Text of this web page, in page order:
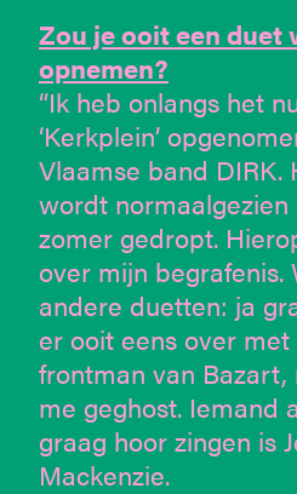
Zou je ooit een duet
opnemen?
“Ik heb onlangs het
‘Kerkplein’
Vlaamse band DIRK.
wordt normaalgezien
zomer gedropt.
over mijn begrafenis.
andere duetten: ja
er ooit eens over
frontman van
me geghost. Iemand
graag hoor zingen is
Mackenzie.